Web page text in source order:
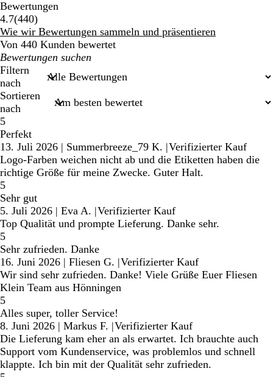
Bewertungen
4.7(440440
Bewertungen
)
Wie wir Bewertungen sammeln und präsentieren
Von 440 Kunden bewertet
Meine
Sucheingaben
Filtern
nach
Sortieren
nach
5
Perfekt
13. Juli 2026 | Summerbreeze_79 K. |Verifizierter Kauf
Logo-Farben weichen nicht ab und die Etiketten haben die
richtige Größe für meine Zwecke. Guter Halt.
5
Sehr gut
5. Juli 2026 | Eva A. |Verifizierter Kauf
Top Qualität und prompte Lieferung. Danke sehr.
5
Sehr zufrieden. Danke
16. Juni 2026 | Fliesen G. |Verifizierter Kauf
Wir sind sehr zufrieden. Danke! Viele Grüße Euer Fliesen
Klein Team aus Hönningen
5
Alles super, toller Service!
8. Juni 2026 | Markus F. |Verifizierter Kauf
Die Lieferung kam eher an als erwartet. Ich brauchte auch
Support vom Kundenservice, was problemlos und schnell
klappte. Ich bin mit der Qualität sehr zufrieden.